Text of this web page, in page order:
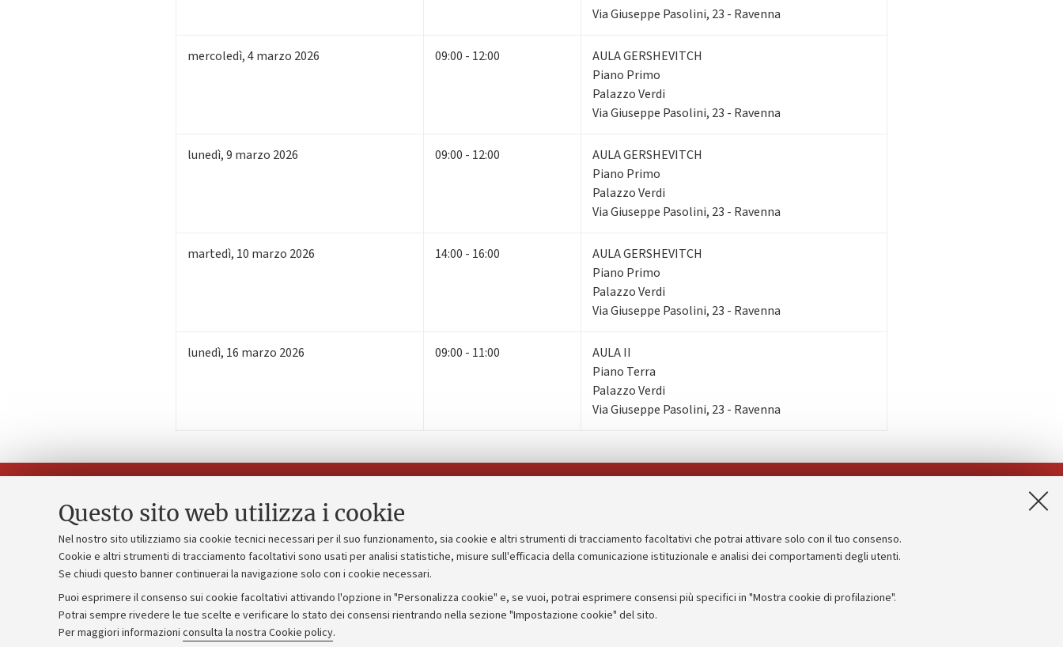
Questo sito web utilizza i cookie
Nel nostro sito utilizziamo sia cookie tecnici necessari per il suo funzionamento, sia cookie e altri strumenti di tracciamento facoltativi che potrai attivare solo con il tuo consenso.
Cookie e altri strumenti di tracciamento facoltativi sono usati per analisi statistiche, misure sull'efficacia della comunicazione istituzionale e analisi dei comportamenti degli utenti.
Se chiudi questo banner continuerai la navigazione solo con i cookie necessari.
Puoi esprimere il consenso sui cookie facoltativi attivando l'opzione in "Personalizza cookie" e, se vuoi, potrai esprimere consensi più specifici in "Mostra cookie di profilazione".
Potrai sempre rivedere le tue scelte e verificare lo stato dei consensi rientrando nella sezione "Impostazione cookie" del sito.
Per maggiori informazioni consulta la nostra Cookie policy.
Via Giuseppe Pasolini, 23 - Ravenna
mercoledì,4marzo 2026 09:00 - 12:00
AULA GERSHEVITCH
Piano Primo
Palazzo Verdi
Via Giuseppe Pasolini, 23 - Ravenna
lunedì,9 marzo 2026 09:00 - 12:00
AULA GERSHEVITCH
Piano Primo
Palazzo Verdi
Via Giuseppe Pasolini, 23 - Ravenna
martedì, 10 marzo 2026 14:00 - 16:00
AULA GERSHEVITCH
Piano Primo
Palazzo Verdi
Via Giuseppe Pasolini, 23 - Ravenna
lunedì, 16 marzo 2026 09:00 - 11:00
AULA II
Piano Terra
Palazzo Verdi
Via Giuseppe Pasolini, 23 - Ravenna
Contatti e PEC
Uffici dell'amministrazione generale
Lavora con noi
Alumni community
Piano strategico
Bilanci
Donazioni e 5x1000
Merchandising - UniboStore
Bandi, gare e concorsi
Amministrazione trasparente
Informazioni sul sito e accessibilità
Privacy e note legali